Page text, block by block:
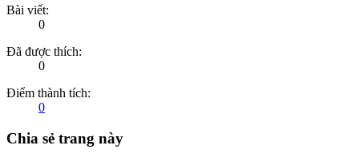
Bài viết:
0
Đã được thích:
0
Điểm thành tích:
0
Chia sẻ trang này